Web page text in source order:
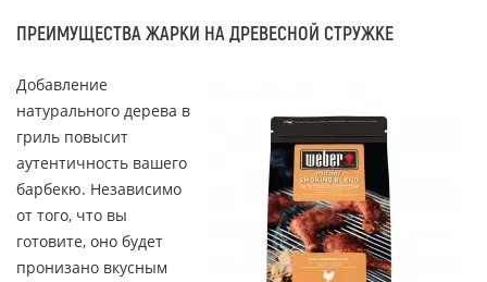
ПРЕИМУЩЕСТВА ЖАРКИ НА ДРЕВЕСНОЙ СТРУЖКЕ
Добавление
натурального дерева в
гриль повысит
аутентичность вашего
барбекю. Независимо
от того, что вы
готовите, оно будет
пронизано вкусным